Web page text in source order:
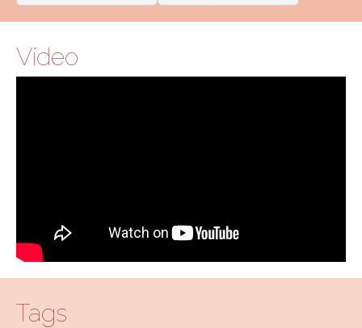
Vídeo
Tags